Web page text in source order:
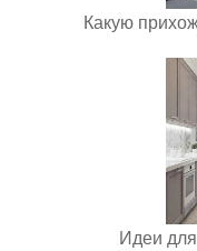
Какую
Идеи